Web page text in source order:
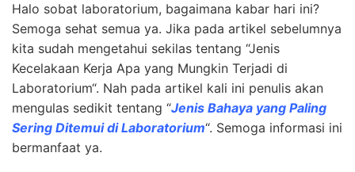
Halo sobat laboratorium, bagaimana kabar hari ini?
Semoga sehat semua ya. Jika pada artikel sebelumnya
kita sudah mengetahui sekilas tentang “Jenis
Kecelakaan Kerja Apa yang Mungkin Terjadi di
Laboratorium“. Nah pada artikel kali ini penulis akan
mengulas sedikit tentang “Jenis Bahaya yang Paling
Sering Ditemui di Laboratorium“. Semoga informasi ini
bermanfaat ya.